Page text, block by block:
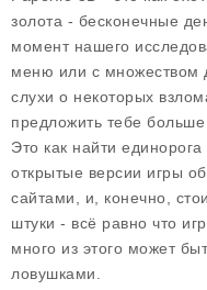
золота - бесконечные
момент нашего
меню или с множеством
слухи о некоторых
предложить тебе
Это как найти
открытые версии игры
сайтами, и, конечно,
штуки - всё равно что
много из этого может
ловушками.